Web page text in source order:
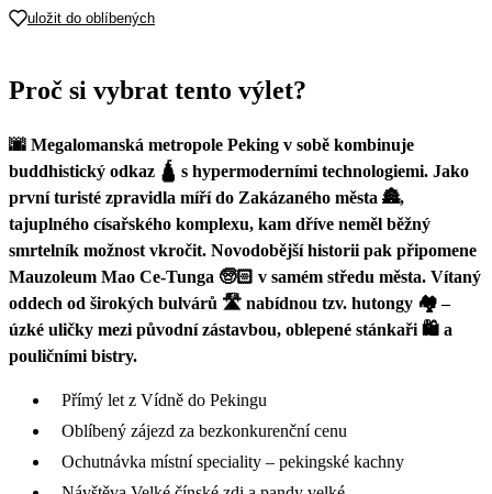
17
uložit do oblíbených
Proč si vybrat tento výlet?
🌆 Megalomanská metropole Peking v sobě kombinuje
buddhistický odkaz 🛕 s hypermoderními technologiemi. Jako
první turisté zpravidla míří do Zakázaného města 🏯,
tajuplného císařského komplexu, kam dříve neměl běžný
smrtelník možnost vkročit. Novodobější historii pak připomene
Mauzoleum Mao Ce-Tunga 🧓🏻 v samém středu města. Vítaný
oddech od širokých bulvárů 🛣️ nabídnou tzv. hutongy 🏘️ –
úzké uličky mezi původní zástavbou, oblepené stánkaři 🛍️ a
pouličními bistry.
Přímý let z Vídně do Pekingu
Oblíbený zájezd za bezkonkurenční cenu
Ochutnávka místní speciality – pekingské kachny